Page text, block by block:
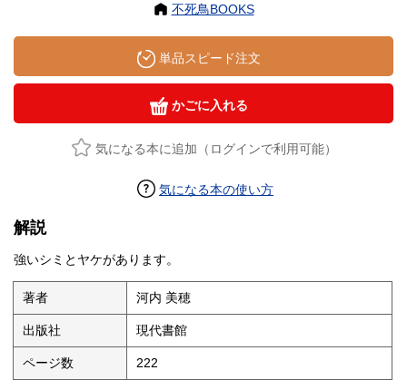
不死鳥BOOKS
単品スピード注文
かごに入れる
気になる本に追加（ログインで利用可能）
気になる本の使い方
解説
強いシミとヤケがあります。
著者 河内 美穂
出版社 現代書館
ページ数 222